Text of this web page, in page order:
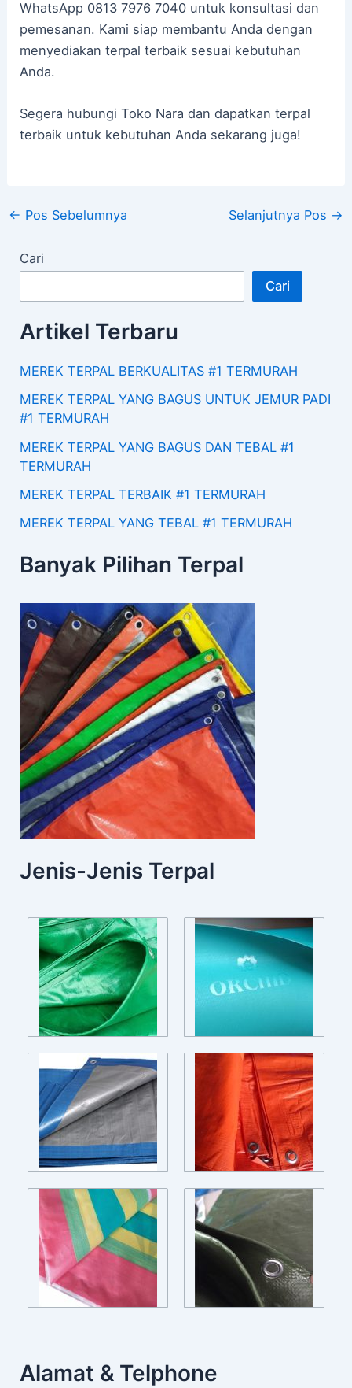
WhatsApp 0813 7976 7040 untuk konsultasi dan
pemesanan. Kami siap membantu Anda dengan
menyediakan terpal terbaik sesuai kebutuhan
Anda.
Segera hubungi Toko Nara dan dapatkan terpal
terbaik untuk kebutuhan Anda sekarang juga!
← Pos Sebelumnya Selanjutnya Pos →
Cari
Cari
Artikel Terbaru
MEREK TERPAL BERKUALITAS #1 TERMURAH
MEREK TERPAL YANG BAGUS UNTUK JEMUR PADI
#1 TERMURAH
MEREK TERPAL YANG BAGUS DAN TEBAL #1
TERMURAH
MEREK TERPAL TERBAIK #1 TERMURAH
MEREK TERPAL YANG TEBAL #1 TERMURAH
Banyak Pilihan Terpal
Jenis-Jenis Terpal
Alamat & Telphone